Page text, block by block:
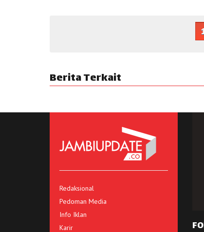
Berita Terkait
Redaksional
Pedoman Media
Info Iklan
Karir